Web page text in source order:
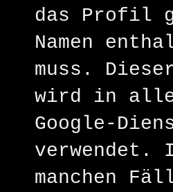
das Profil
Namen
muss. Dieser
wird in
Google-
verwendet.
manchen